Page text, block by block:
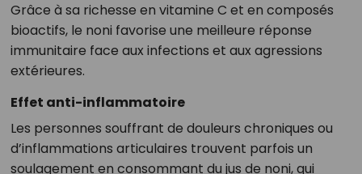
Grâce à sa richesse en vitamine C et en composés
bioactifs, le noni favorise une meilleure réponse
immunitaire face aux infections et aux agressions
extérieures.
Effet anti-inflammatoire
Les personnes souffrant de douleurs chroniques ou
d’inflammations articulaires trouvent parfois un
soulagement en consommant du jus de noni, qui